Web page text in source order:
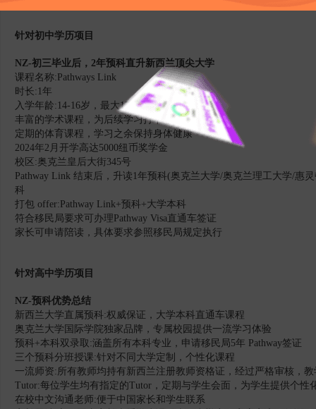
针对初中学历项目
NZ-初三毕业后，2年预科直升新西兰顶尖大学
课程名称:Pathways Link
时长:1年
入学年龄:14-16岁，最大17岁
丰富的学术课程，为后续学习打下坚实基础
定期的体育课程，学习之余保持身体健康
2024年2月开学高达5000纽币奖学金
校区:奥克兰皇后大街345号
Pathway Link 结束后，升读1年预科(奥克兰大学/奥克兰理工大学/惠
科
打包 offer:Pathway Link+预科+大学本科
符合移民局要求可办理Pathway Visa直通车签证
家长可申请陪读，具体要求参照移民局规定执行
针对高中学历项目
NZ-预科优势总结
新西兰大学直属预科:权威保证，大学本科直通车课程
奥克兰大学国际学院独家品牌，专属校园提供一流学习体验
预科+本科双录取:涵盖所有本科专业，申请移民局5年 Pathway签证
三个预科分班授课:针对不同大学定制，个性化课程
一流师资:所有教师均持有新西兰注册教师资格证，经过严格审核，
Tutor:每位学生均有指定的Tutor，定期与学生会面，为学生提供个性
在校中文沟通老师:便于中国家长和学生联系